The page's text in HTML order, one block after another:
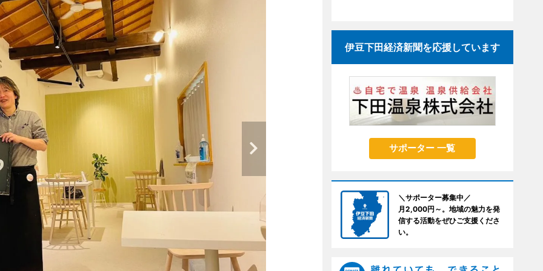
伊豆下田経済新聞を応援しています
サポーター 一覧
＼サポーター募集中／
月2,000円～。地域の魅力を発
信する活動をぜひご支援くださ
い。